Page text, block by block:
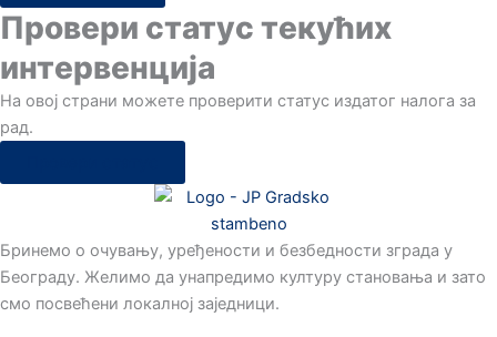
Провери статус текућих
интервенција
Hа овој страни можете проверити статус издатог налога за
рад.
Бринемо о очувању, уређености и безбедности зграда у
Београду. Желимо да унапредимо културу становања и зато
смо посвећени локалној заједници.